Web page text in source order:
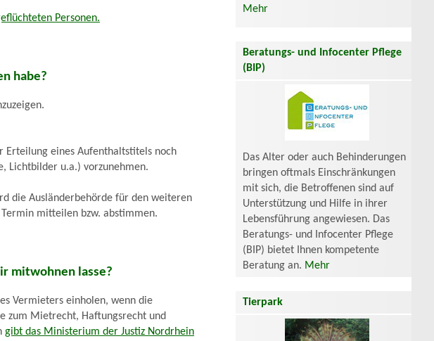
Personen.
habe?
Erteilung eines Aufenthaltstitels noch
Lichtbilder u.a.) vorzunehmen.
die Ausländerbehörde für den weiteren
mitteilen bzw. abstimmen.
mitwohnen lasse?
Vermieters einholen, wenn die
zum Mietrecht, Haftungsrecht und
gibt das Ministerium der Justiz Nordrhein
Mehr
Beratungs- und Infocenter Pflege
(BIP)
Das Alter oder auch Behinderungen
bringen oftmals Einschränkungen
mit sich, die Betroffenen sind auf
Unterstützung und Hilfe in ihrer
Lebensführung angewiesen. Das
Beratungs- und Infocenter Pflege
(BIP) bietet Ihnen kompetente
Beratung an. Mehr
Tierpark